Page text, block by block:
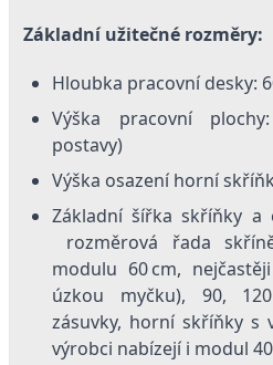
Základní užitečné rozměry:
Hloubka pracovní desky:
Výška pracovní
postavy)
Výška osazení horní
Základní šířka skříňky a
rozměrová řada
modulu 60 cm,
úzkou myčku), 90,
zásuvky, horní skříňky s
výrobci nabízejí i modul